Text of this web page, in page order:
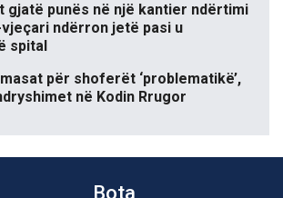
gjatë punës në një kantier ndërtimi
ndërron jetë pasi u
spital
për shoferët ‘problematikë’,
në Kodin Rrugor
Bota